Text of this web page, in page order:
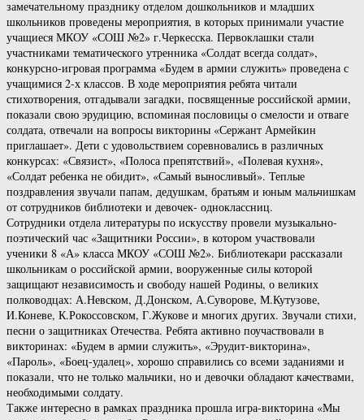
замечательному празднику отделом дошкольников и младших
школьников проведены мероприятия, в которых принимали участие
учащиеся МКОУ «СОШ №2» г.Черкесска. Первоклашки стали
участниками тематического утренника «Солдат всегда солдат»,
конкурсно-игровая программа «Будем в армии служить» проведена с
учащимися 2-х классов. В ходе мероприятия ребята читали
стихотворения, отгадывали загадки, посвященные российской армии,
показали свою эрудицию, вспоминая пословицы о смелости и отваге
солдата, отвечали на вопросы викторины «Сержант Армейкин
приглашает». Дети с удовольствием соревновались в различных
конкурсах: «Связист», «Полоса препятствий», «Полевая кухня»,
«Солдат ребенка не обидит», «Самый выносливый». Теплые
поздравления звучали папам, дедушкам, братьям и юным мальчишкам
от сотрудников библиотеки и девочек- одноклассниц.
Сотрудники отдела литературы по искусству провели музыкально-
поэтический час «Защитники России», в котором участвовали
ученики 8 «А» класса МКОУ «СОШ №2». Библиотекари рассказали
школьникам о российской армии, вооруженные силы которой
защищают независимость и свободу нашей Родины, о великих
полководцах: А.Невском, Д.Донском, А.Суворове, М.Кутузове,
И.Коневе, К.Рокоссовском, Г.Жукове и многих других. Звучали стихи,
песни о защитниках Отечества. Ребята активно поучаствовали в
викторинах: «Будем в армии служить», «Эрудит-викторина»,
«Пароль», «Боец-удалец», хорошо справились со всеми заданиями и
показали, что не только мальчики, но и девочки обладают качествами,
необходимыми солдату.
Также интересно в рамках праздника прошла игра-викторина «Мы